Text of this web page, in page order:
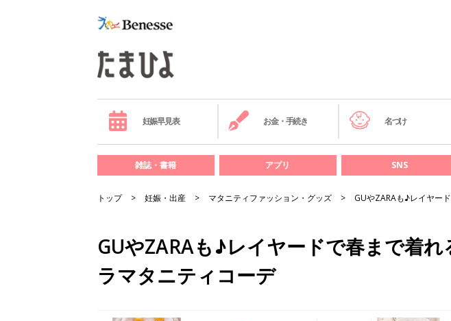
妊娠早見表 お金・手続き 名づけ
雑誌・書籍 アプリ SNS
トップ 妊娠・出産 マタニティファッション・グッズ GUやZARAも♪レイヤー
GUやZARAも♪レイヤードで春まで着
ラマタニティコーデ